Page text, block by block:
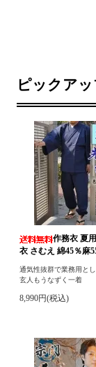
ピックア
作務衣 夏
衣 さむえ 綿45％
通気性抜群で業務用と
玄人もうなずく一着
8,990円(税込)